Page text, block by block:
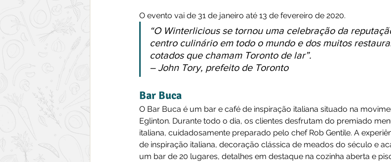
O evento vai de 31 de janeiro até 13 de fevereiro de 2020.
“O Winterlicious se tornou uma celebração da
centro culinário em todo o mundo e dos muitos
cotados que chamam Toronto de lar”.
– John Tory, prefeito de Toronto
Bar Buca
O Bar Buca é um bar e café de inspiração italiana situado na
Eglinton. Durante todo o dia, os clientes desfrutam do premiado
italiana, cuidadosamente preparado pelo chef Rob Gentile. A
de inspiração italiana, decoração clássica de meados do século e
um bar de 20 lugares, detalhes em destaque na cozinha aberta e